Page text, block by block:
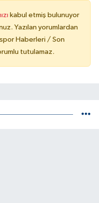
kabul etmiş bulunuyor
Yazılan yorumlardan
Haberleri / Son
tutulamaz.